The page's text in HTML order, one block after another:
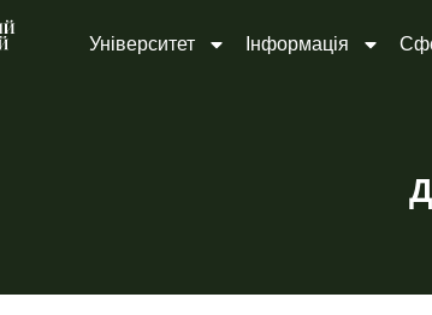
Університет Інформація